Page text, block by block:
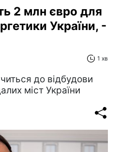
2 млн євро для
України, -
1 хв
до відбудови
міст України